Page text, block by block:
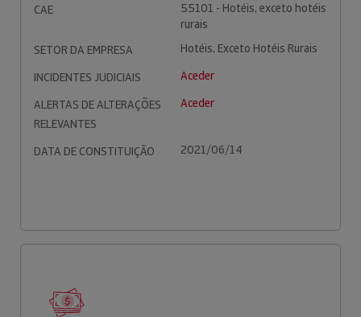
CAE
55101 - Hotéis, exceto hotéis
rurais
SETOR DA EMPRESA
Hotéis, Exceto Hotéis Rurais
INCIDENTES JUDICIAIS
Aceder
ALERTAS DE ALTERAÇÕES
RELEVANTES
Aceder
DATA DE CONSTITUIÇÃO 2021/06/14